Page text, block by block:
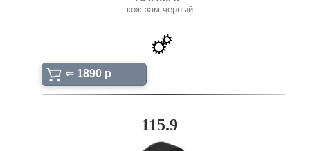
кож.зам.черный
⇐ 1890 p
115.9